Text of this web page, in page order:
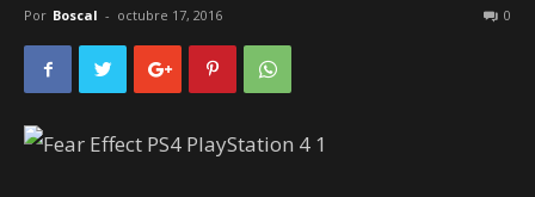
Por Boscal - octubre 17, 2016 0